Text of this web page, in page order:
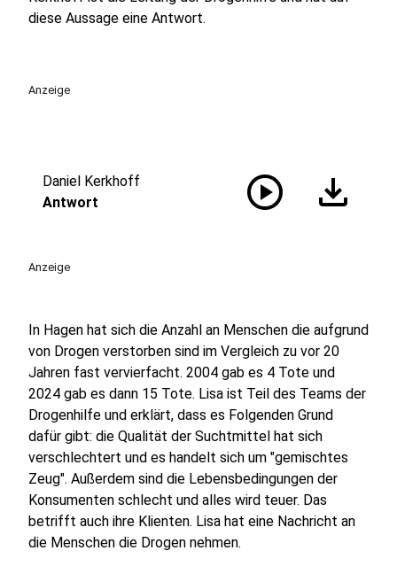
diese Aussage eine Antwort.
Anzeige
Daniel Kerkhoff
Antwort
play_circle download
Anzeige
In Hagen hat sich die Anzahl an Menschen die aufgrund
von Drogen verstorben sind im Vergleich zu vor 20
Jahren fast vervierfacht. 2004 gab es 4 Tote und
2024 gab es dann 15 Tote. Lisa ist Teil des Teams der
Drogenhilfe und erklärt, dass es Folgenden Grund
dafür gibt: die Qualität der Suchtmittel hat sich
verschlechtert und es handelt sich um "gemischtes
Zeug". Außerdem sind die Lebensbedingungen der
Konsumenten schlecht und alles wird teuer. Das
betrifft auch ihre Klienten. Lisa hat eine Nachricht an
die Menschen die Drogen nehmen.